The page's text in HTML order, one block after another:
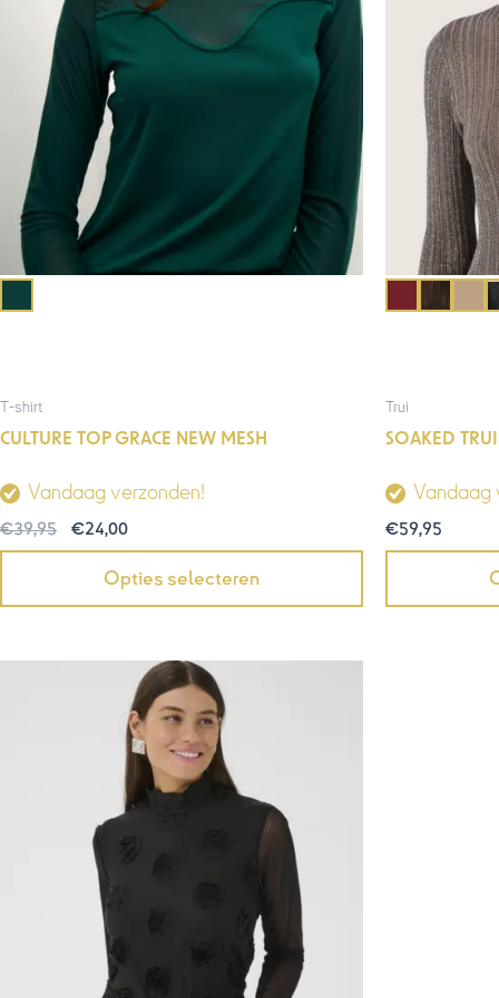
T-shirt
CULTURE TOP GRACE NEW MESH
Vandaag verzonden!
€39,95 €24,00
Opties selecteren
Trui
SOAKED
Vandaag
€59,95